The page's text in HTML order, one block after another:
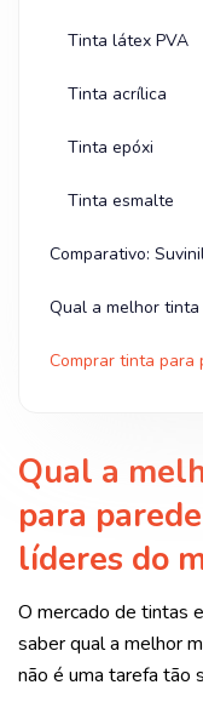
Tinta látex PVA
Tinta acrílica
Tinta epóxi
Tinta esmalte
Comparativo:
Qual a melhor
Qual a
para
líderes do
O mercado de tintas
saber qual a melhor
não é uma tarefa tão